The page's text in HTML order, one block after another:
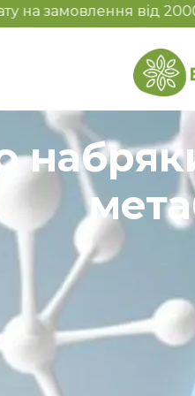
2000 грн.
з целюлітом? Lym